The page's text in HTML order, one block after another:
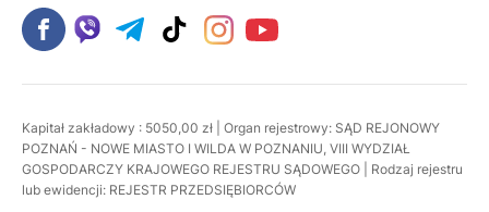
Kapitał zakładowy : 5050,00 zł | Organ rejestrowy: SĄD REJONOWY
POZNAŃ - NOWE MIASTO I WILDA W POZNANIU, VIII WYDZIAŁ
GOSPODARCZY KRAJOWEGO REJESTRU SĄDOWEGO | Rodzaj rejestru
lub ewidencji: REJESTR PRZEDSIĘBIORCÓW